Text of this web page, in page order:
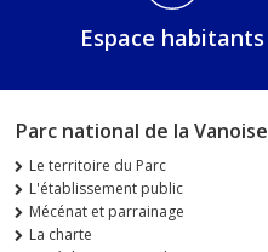
Espace habitants
Parc national de la Vanoise
Le territoire du Parc
L'établissement public
Mécénat et parrainage
La charte